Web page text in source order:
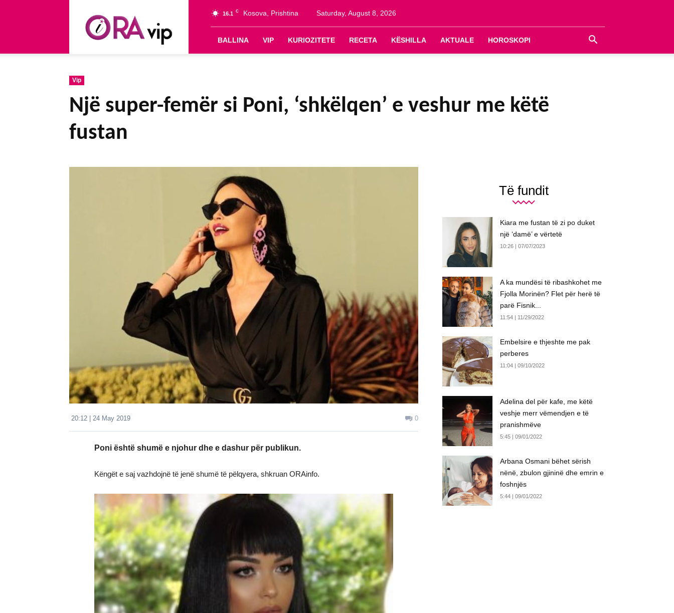
16.1 C Kosova, Prishtina Saturday, August 8, 2026
BALLINA VIP KURIOZITETE RECETA KËSHILLA AKTUALE HOROSKOPI
Vip
Një super-femër si Poni, ‘shkëlqen’ e veshur me këtë
fustan
20:12 | 24 May 2019 0
Poni është shumë e njohur dhe e dashur për publikun.
Këngët e saj vazhdojnë të jenë shumë të pëlqyera, shkruan ORAinfo.
Të fundit
Kiara me fustan të zi po duket
një ‘damë’ e vërtetë
10:26 | 07/07/2023
A ka mundësi të ribashkohet me
Fjolla Morinën? Flet për herë të
parë Fisnik...
11:54 | 11/29/2022
Embelsire e thjeshte me pak
perberes
11:04 | 09/10/2022
Adelina del për kafe, me këtë
veshje merr vëmendjen e të
pranishmëve
5:45 | 09/01/2022
Arbana Osmani bëhet sërish
nënë, zbulon gjininë dhe emrin e
foshnjës
5:44 | 09/01/2022